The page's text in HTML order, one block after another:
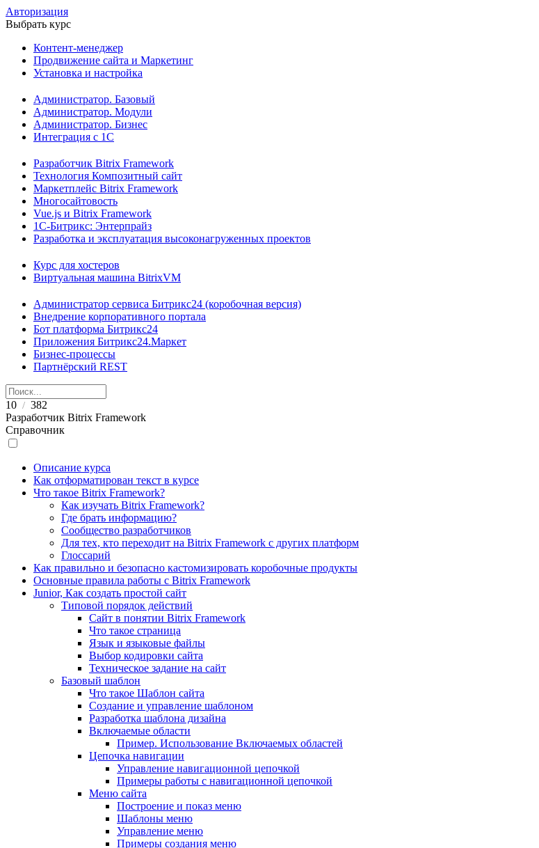
Авторизация
Выбрать курс
Контент-менеджер
Продвижение сайта и Маркетинг
Установка и настройка
Администратор. Базовый
Администратор. Модули
Администратор. Бизнес
Интеграция с 1С
Разработчик Bitrix Framework
Технология Композитный сайт
Маркетплейс Bitrix Framework
Многосайтовость
Vue.js и Bitrix Framework
1С-Битрикс: Энтерпрайз
Разработка и эксплуатация высоконагруженных проектов
Курс для хостеров
Виртуальная машина BitrixVM
Администратор сервиса Битрикс24 (коробочная версия)
Внедрение корпоративного портала
Бот платформа Битрикс24
Приложения Битрикс24.Маркет
Бизнес-процессы
Партнёрский REST
10 / 382
Разработчик Bitrix Framework
Справочник
Описание курса
Как отформатирован текст в курсе
Что такое Bitrix Framework?
Как изучать Bitrix Framework?
Где брать информацию?
Сообщество разработчиков
Для тех, кто переходит на Bitrix Framework с других платформ
Глоссарий
Как правильно и безопасно кастомизировать коробочные продукты
Основные правила работы с Bitrix Framework
Junior, Как создать простой сайт
Типовой порядок действий
Сайт в понятии Bitrix Framework
Что такое страница
Язык и языковые файлы
Выбор кодировки сайта
Техническое задание на сайт
Базовый шаблон
Что такое Шаблон сайта
Создание и управление шаблоном
Разработка шаблона дизайна
Включаемые области
Пример. Использование Включаемых областей
Цепочка навигации
Управление навигационной цепочкой
Примеры работы с навигационной цепочкой
Меню сайта
Построение и показ меню
Шаблоны меню
Управление меню
Примеры создания меню